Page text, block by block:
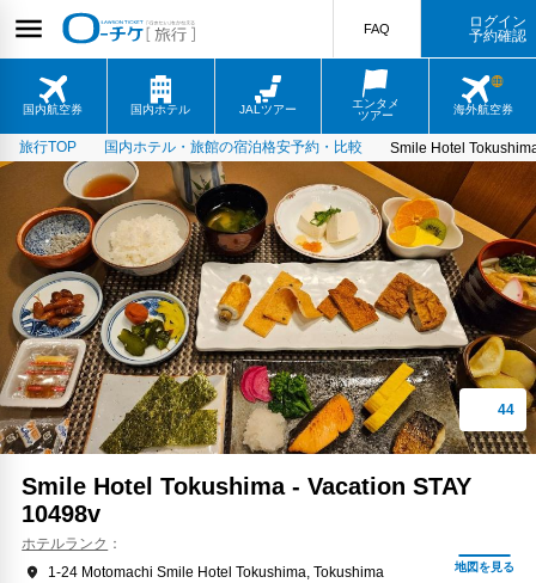
国内航空券 国内ホテル JALツアー
エンタメ
ツアー
海外航空券
FAQ
ログイン
予約確認
旅行TOP 国内ホテル・旅館の宿泊格安予約・比較 Smile Hotel
Smile Hotel Tokushima - Vacation STAY
10498v
ホテルランク
1-24 Motomachi Smile Hotel Tokushima, Tokushima